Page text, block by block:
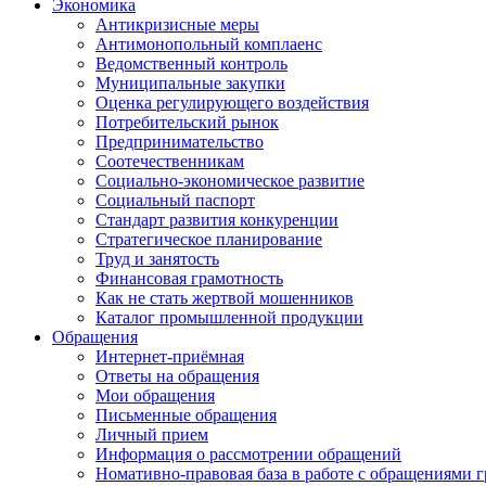
Экономика
Антикризисные меры
Антимонопольный комплаенс
Ведомственный контроль
Муниципальные закупки
Оценка регулирующего воздействия
Потребительский рынок
Предпринимательство
Соотечественникам
Социально-экономическое развитие
Социальный паспорт
Стандарт развития конкуренции
Стратегическое планирование
Труд и занятость
Финансовая грамотность
Как не стать жертвой мошенников
Каталог промышленной продукции
Обращения
Интернет-приёмная
Ответы на обращения
Мои обращения
Письменные обращения
Личный прием
Информация о рассмотрении обращений
Номативно-правовая база в работе с обращениями